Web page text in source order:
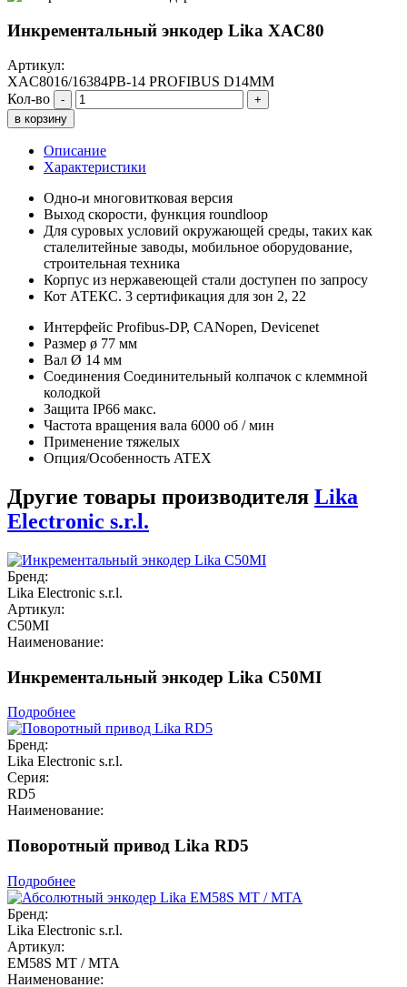
Инкрементальный энкодер Lika XAC80
Артикул:
XAC8016/16384PB-14 PROFIBUS D14MM
Кол-во
-
+
в корзину
Описание
Характеристики
Одно-и многовитковая версия
Выход скорости, функция roundloop
Для суровых условий окружающей среды, таких как
сталелитейные заводы, мобильное оборудование,
строительная техника
Корпус из нержавеющей стали доступен по запросу
Кот АТЕКС. 3 сертификация для зон 2, 22
Интерфейс Profibus-DP, CANopen, Devicenet
Размер ø 77 мм
Вал Ø 14 мм
Соединения Соединительный колпачок с клеммной
колодкой
Защита IP66 макс.
Частота вращения вала 6000 об / мин
Применение тяжелых
Опция/Особенность ATEX
Другие товары производителя Lika
Electronic s.r.l.
Бренд:
Lika Electronic s.r.l.
Артикул:
C50MI
Наименование:
Инкрементальный энкодер Lika C50MI
Подробнее
Бренд:
Lika Electronic s.r.l.
Серия:
RD5
Наименование:
Поворотный привод Lika RD5
Подробнее
Бренд:
Lika Electronic s.r.l.
Артикул:
EM58S MT / MTA
Наименование: